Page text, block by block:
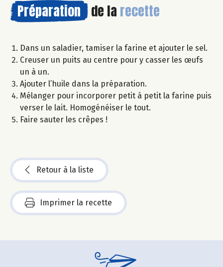
Préparation de la recette
Dans un saladier, tamiser la farine et ajouter le sel.
Creuser un puits au centre pour y casser les œufs
un à un.
Ajouter l’huile dans la préparation.
Mélanger pour incorporer petit à petit la farine puis
verser le lait. Homogénéiser le tout.
Faire sauter les crêpes !
Retour à la liste
Imprimer la recette